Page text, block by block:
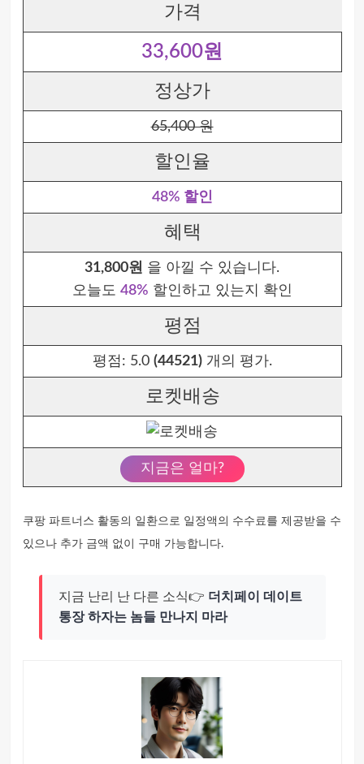
가격
33,600원
정상가
65,400 원
할인율
48% 할인
혜택
31,800원 을 아낄 수 있습니다.
오늘도 48% 할인하고 있는지 확인
평점
평점: 5.0 (44521)개의 평가.
로켓배송
지금은 얼마?
쿠팡 파트너스 활동의 일환으로 일정액의 수수료를 제공받을 수
있으나 추가 금액 없이 구매 가능합니다.
지금 난리 난 다른 소식👉 더치페이 데이트
통장 하자는 놈들 만나지 마라